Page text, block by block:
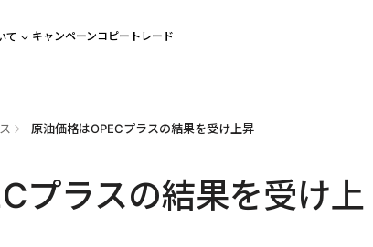
て キャンペーンコピートレード
原油価格はOPECプラスの結果を受け上昇
プラスの結果を受け上